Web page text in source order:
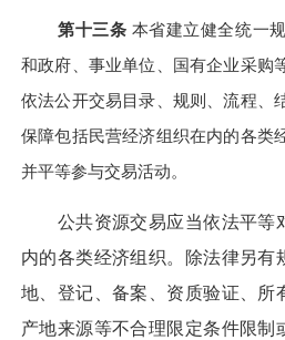
第十三条 本省建立健全统一
和政府、事业单位、国有企业采购
依法公开交易目录、规则、流程、
保障包括民营经济组织在内的各类
并平等参与交易活动。
公共资源交易应当依法平等
内的各类经济组织。除法律另有
地、登记、备案、资质验证、所
产地来源等不合理限定条件限制